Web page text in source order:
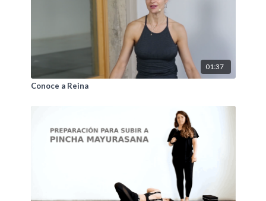
01:37
Conoce a Reina